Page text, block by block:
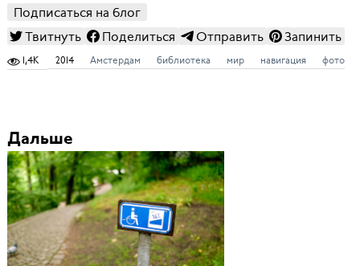
Подписаться на блог
Твитнуть
Поделиться Отправить Запинить
1,4K 2014 Амстердам библиотека мир навигация фото
Дальше